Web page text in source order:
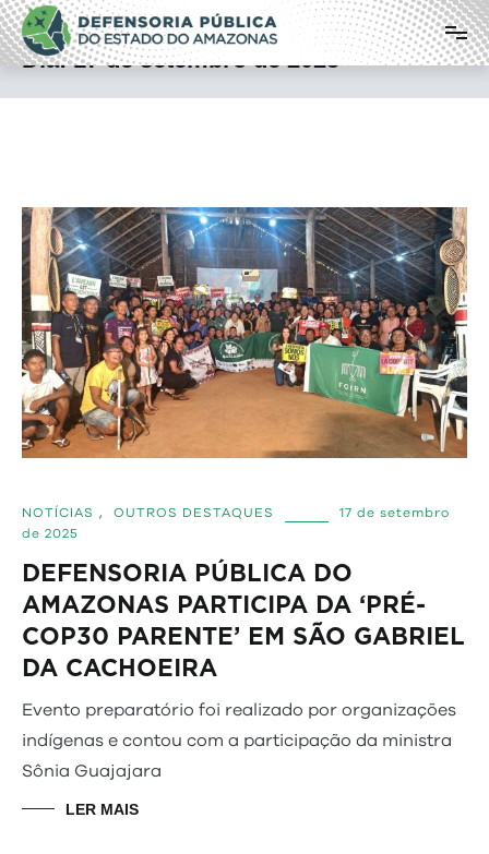
Pular
para
o
conteúdo
Defensoria Pública do Estado do
Amazonas
Dia:17 de setembro de 2025
NOTÍCIAS , OUTROS DESTAQUES
17 de setembro
de 2025
DEFENSORIA PÚBLICA DO
AMAZONAS PARTICIPA DA ‘PRÉ-
COP30 PARENTE’ EM SÃO GABRIEL
DA CACHOEIRA
Evento preparatório foi realizado por organizações
indígenas e contou com a participação da ministra
Sônia Guajajara
LER MAIS